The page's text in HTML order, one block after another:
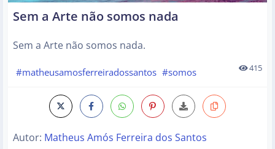
Sem a Arte não somos nada
Sem a Arte não somos nada.
#matheusamosferreiradossantos #somos 415
Autor: Matheus Amós Ferreira dos Santos